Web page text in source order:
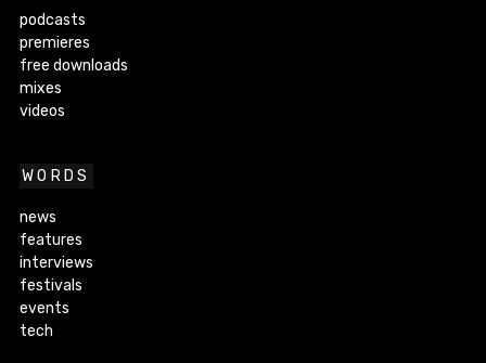
podcasts
premieres
free downloads
mixes
videos
WORDS
news
features
interviews
festivals
events
tech